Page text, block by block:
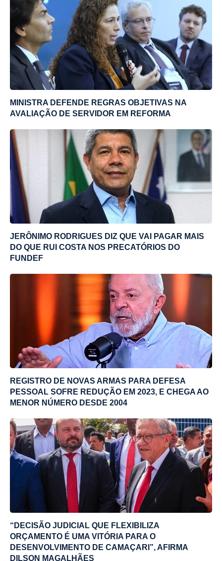
MINISTRA DEFENDE REGRAS OBJETIVAS NA
AVALIAÇÃO DE SERVIDOR EM REFORMA
JERÔNIMO RODRIGUES DIZ QUE VAI PAGAR MAIS
DO QUE RUI COSTA NOS PRECATÓRIOS DO
FUNDEF
REGISTRO DE NOVAS ARMAS PARA DEFESA
PESSOAL SOFRE REDUÇÃO EM 2023, E CHEGA AO
MENOR NÚMERO DESDE 2004
“DECISÃO JUDICIAL QUE FLEXIBILIZA
ORÇAMENTO É UMA VITÓRIA PARA O
DESENVOLVIMENTO DE CAMAÇARI”, AFIRMA
DILSON MAGALHÃES